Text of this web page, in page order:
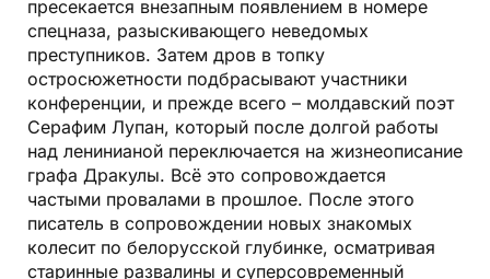
пресекается внезапным появлением в номере
спецназа, разыскивающего неведомых
преступников. Затем дров в топку
остросюжетности подбрасывают участники
конференции, и прежде всего – молдавский поэт
Серафим Лупан, который после долгой работы
над ленинианой переключается на жизнеописание
графа Дракулы. Всё это сопровождается
частыми провалами в прошлое. После этого
писатель в сопровождении новых знакомых
колесит по белорусской глубинке, осматривая
старинные развалины и суперсовременный